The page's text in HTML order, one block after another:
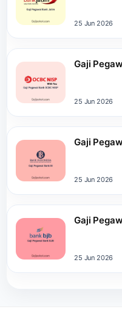
25 Jun 2026
Gaji
25 Jun 2026
Gaji
25 Jun 2026
Gaji
25 Jun 2026